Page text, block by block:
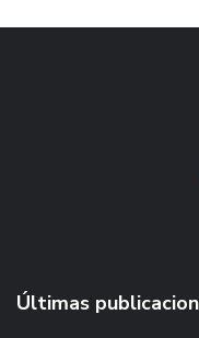
Últimas